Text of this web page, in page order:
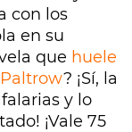
con los
en su
que huele
? ¡Sí, la
y lo
¡Vale 75